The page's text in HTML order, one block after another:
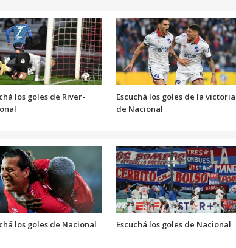
los goles de River-
Escuchá los goles de la victoria
de Nacional
los goles de Nacional Escuchá los goles de Nacional